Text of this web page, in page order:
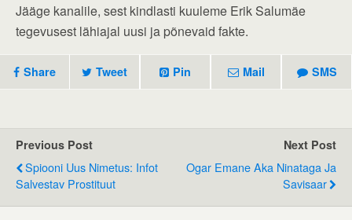
Jääge kanalile, sest kindlasti kuuleme Erik Salumäe
tegevusest lähiajal uusi ja põnevaid fakte.
Share Tweet Pin Mail SMS
Previous Post
Spiooni Uus Nimetus: Infot
Salvestav Prostituut
Next Post
Ogar Emane Aka Ninataga Ja
Savisaar